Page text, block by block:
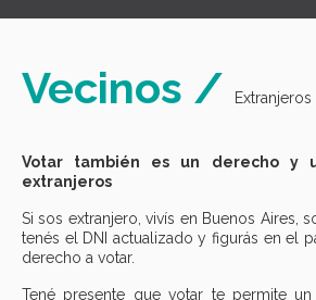
Vecinos / Extranjeros
Votar también es un derecho y
extranjeros
Si sos extranjero, vivís en Buenos Aires,
tenés el DNI actualizado y figurás en el
derecho a votar.
Tené presente que votar te permite